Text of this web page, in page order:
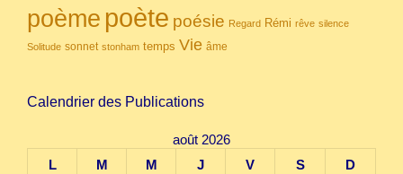
poème poète poésie Regard Rémi rêve silence
Solitude sonnet stonham temps Vie âme
Calendrier des Publications
août 2026
L
M M J V S D